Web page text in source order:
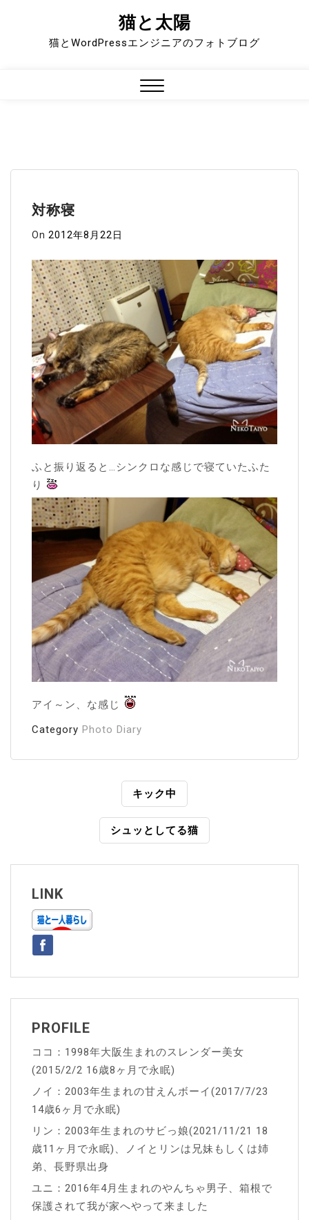
猫と太陽
猫とWordPressエンジニアのフォトブログ
対称寝
On 2012年8月22日
ふと振り返ると…シンクロな感じで寝ていたふた
り
アイ～ン、な感じ
Category Photo Diary
ビ
ゲ
ー
シ
ョ
ン
キック中
シュッとしてる猫
LINK
PROFILE
ココ：1998年大阪生まれのスレンダー美女
(2015/2/2 16歳8ヶ月で永眠)
ノイ：2003年生まれの甘えんボーイ(2017/7/23
14歳6ヶ月で永眠)
リン：2003年生まれのサビっ娘(2021/11/21 18
歳11ヶ月で永眠)、ノイとリンは兄妹もしくは姉
弟、長野県出身
ユニ：2016年4月生まれのやんちゃ男子、箱根で
保護されて我が家へやって来ました